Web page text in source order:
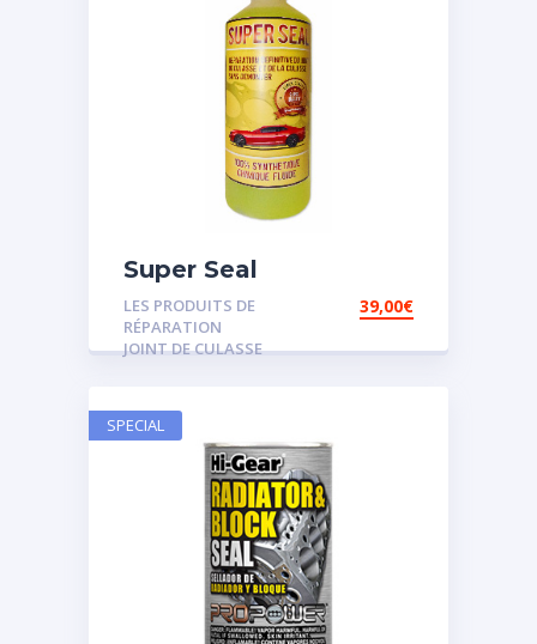
Super Seal
LES PRODUITS DE
RÉPARATION
JOINT DE CULASSE
39,00€
SPECIAL